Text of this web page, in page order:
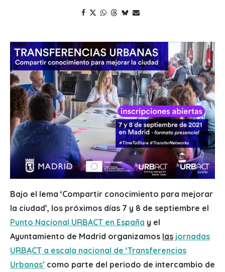
Bajo el lema ‘Compartir conocimiento para mejorar
la ciudad’, los próximos días 7 y 8 de septiembre el
Punto Nacional URBACT en España y el
Ayuntamiento de Madrid organizamos las jornadas
URBACT a escala nacional de ‘Transferencias
Urbanas’ como parte del periodo de intercambio de